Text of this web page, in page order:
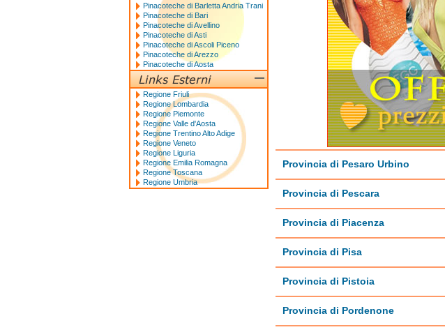
Provincia di Pesaro Urbino
Provincia di Pescara
Provincia di Piacenza
Provincia di Pisa
Provincia di Pistoia
Provincia di Pordenone
Pinacoteche di Barletta Andria Trani
Pinacoteche di Bari
Pinacoteche di Avellino
Pinacoteche di Asti
Pinacoteche di Ascoli Piceno
Pinacoteche di Arezzo
Pinacoteche di Aosta
Regione Friuli
Regione Lombardia
Regione Piemonte
Regione Valle d'Aosta
Regione Trentino Alto Adige
Regione Veneto
Regione Liguria
Regione Emilia Romagna
Regione Toscana
Regione Umbria